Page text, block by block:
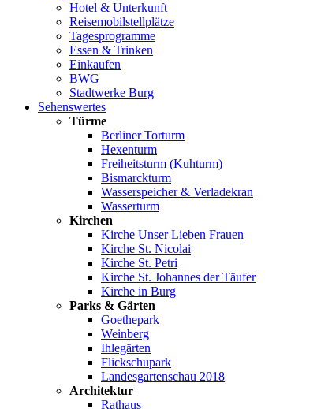
Hotel & Unterkunft
Reisemobilstellplätze
Tagesprogramme
Essen & Trinken
Einkaufen
BWG
Stadtwerke Burg
Sehenswertes
Türme
Berliner Torturm
Hexenturm
Freiheitsturm (Kuhturm)
Bismarckturm
Wasserspeicher & Verladekran
Wasserturm
Kirchen
Kirche Unser Lieben Frauen
Kirche St. Nicolai
Kirche St. Petri
Kirche St. Johannes der Täufer
Kirche in Burg
Parks & Gärten
Goethepark
Weinberg
Ihlegärten
Flickschupark
Landesgartenschau 2018
Architektur
Rathaus